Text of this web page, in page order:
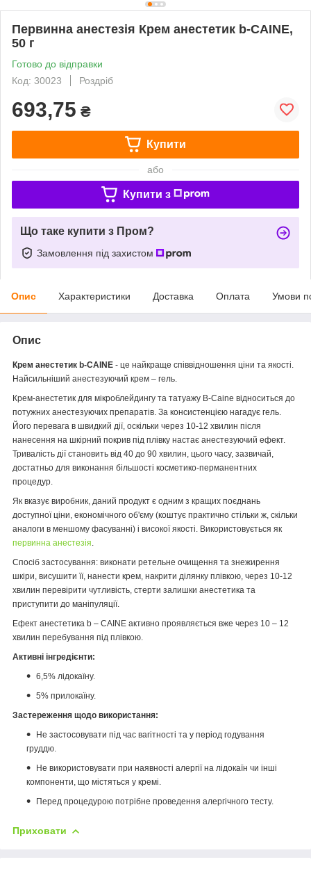
Первинна анестезія Крем анестетик b-CAINE,
50 г
Готово до відправки
Код: 30023
Роздріб
693,75 ₴
Купити
або
Купити з
Що таке купити з Пром?
Замовлення під захистом
Опис Характеристики Доставка Оплата Умови
Опис
Крем анестетик b-CAINE - це найкраще співвідношення ціни та якості.
Найсильніший анестезуючий крем – гель.
Крем-анестетик для мікроблейдингу та татуажу B-Caine відноситься до
потужних анестезуючих препаратів. За консистенцією нагадує гель.
Його перевага в швидкий дії, оскільки через 10-12 хвилин після
нанесення на шкірний покрив під плівку настає анестезуючий ефект.
Тривалість дії становить від 40 до 90 хвилин, цього часу, зазвичай,
достатньо для виконання більшості косметико-перманентних
процедур.
Як вказує виробник, даний продукт є одним з кращих поєднань
доступної ціни, економічного об'єму (коштує практично стільки ж, скільки
аналоги в меншому фасуванні) і високої якості. Використовується як
первинна анестезія
Спосіб застосування: виконати ретельне очищення та знежирення
шкіри, висушити її, нанести крем, накрити ділянку плівкою, через 10-12
хвилин перевірити чутливість, стерти залишки анестетика та
приступити до маніпуляції.
Ефект анестетика b – CAINE активно проявляється вже через 10 – 12
хвилин перебування під плівкою.
Активні інгредієнти:
6,5% лідокаїну.
5% прилокаїну.
Застереження щодо використання:
Не застосовувати під час вагітності та у період годування
груддю.
Не використовувати при наявності алергії на лідокаїн чи інші
компоненти, що містяться у кремі.
Перед процедурою потрібне проведення алергічного тесту.
Приховати